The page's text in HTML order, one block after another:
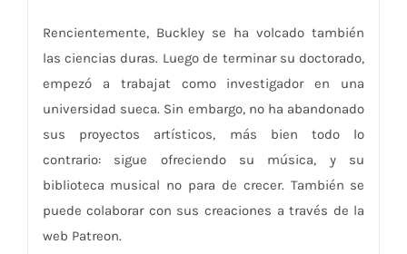
Rencientemente, Buckley se ha volcado también
las ciencias duras. Luego de terminar su doctorado,
empezó a trabajat como investigador en una
universidad sueca. Sin embargo, no ha abandonado
sus proyectos artísticos, más bien todo lo
contrario: sigue ofreciendo su música, y su
biblioteca musical no para de crecer. También se
puede colaborar con sus creaciones a través de la
web Patreon.